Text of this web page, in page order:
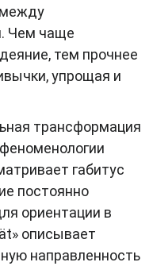
Чем чаще
тем прочнее
упрощая и
трансформация
габитус
постоянно
ориентации в
описывает
направленность